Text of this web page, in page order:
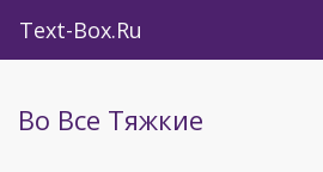
Text-Box.Ru
Во Все Тяжкие